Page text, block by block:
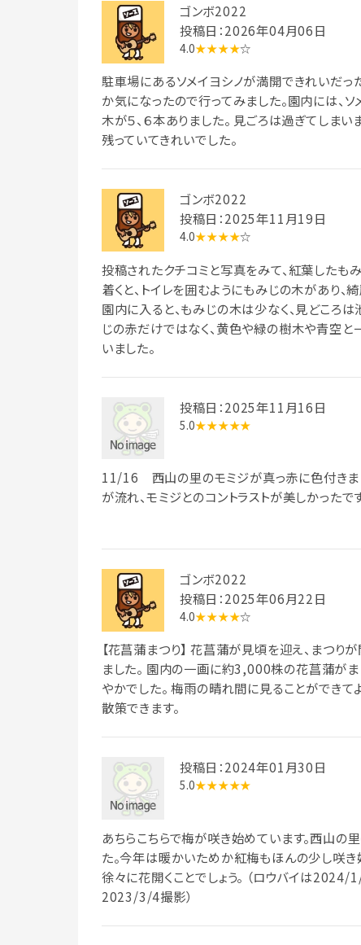
ゴンボ2022
投稿日：2026年04月06日
4.0★★★★☆
駐車場にあるソメイヨシノが満開できれいだっ
か気になったので行ってみました。園内には、ソ
木が５、６本ありました。 見ごろは過ぎてしま
残っていてきれいでした。
ゴンボ2022
投稿日：2025年11月19日
4.0★★★★☆
投稿されたクチコミと写真をみて、紅葉したも
着くと、トイレを囲むようにもみじの木があり、
園内に入ると、もみじの木は少なく、見どころ
じの赤だけではなく、黄色や緑の樹木や青空と
いました。
投稿日：2025年11月16日
5.0★★★★★
11/16 西山の里のモミジが真っ赤に色付きま
が流れ、モミジとのコントラストが美しかったで
ゴンボ2022
投稿日：2025年06月22日
4.0★★★★☆
【花菖蒲まつり】 花菖蒲が見頃を迎え、まつり
ました。 園内の一画に約3,000株の花菖蒲がま
やかでした。 梅雨の晴れ間に見ることができて
散策できます。
投稿日：2024年01月30日
5.0★★★★★
あちらこちらで梅が咲き始めています。西山の
た。今年は暖かいためか紅梅もほんの少し咲き
徐々に花開くことでしょう。 （ロウバイは2024/
2023/3/4撮影）